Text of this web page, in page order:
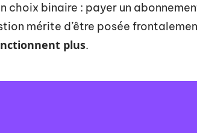
choix binaire : payer un
mérite d’être posée
plus.